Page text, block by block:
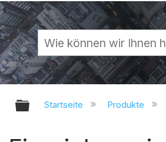
Globale
Startseite Produkte